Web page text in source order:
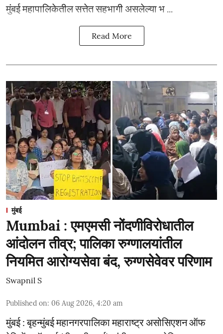
मुंबई महापालिकेतील सत्तेत सहभागी असलेल्या भ ...
Read More
मुंबई
Mumbai : एमएमसी नोंदणीविरोधातील
आंदोलन तीव्र; पालिका रुग्णालयांतील
नियमित आरोग्यसेवा बंद, रुग्णसेवेवर परिणाम
Swapnil S
Published on: 06 Aug 2026, 4:20 am
मुंबई : बृहन्मुंबई महानगरपालिका महाराष्ट्र असोसिएशन ऑफ